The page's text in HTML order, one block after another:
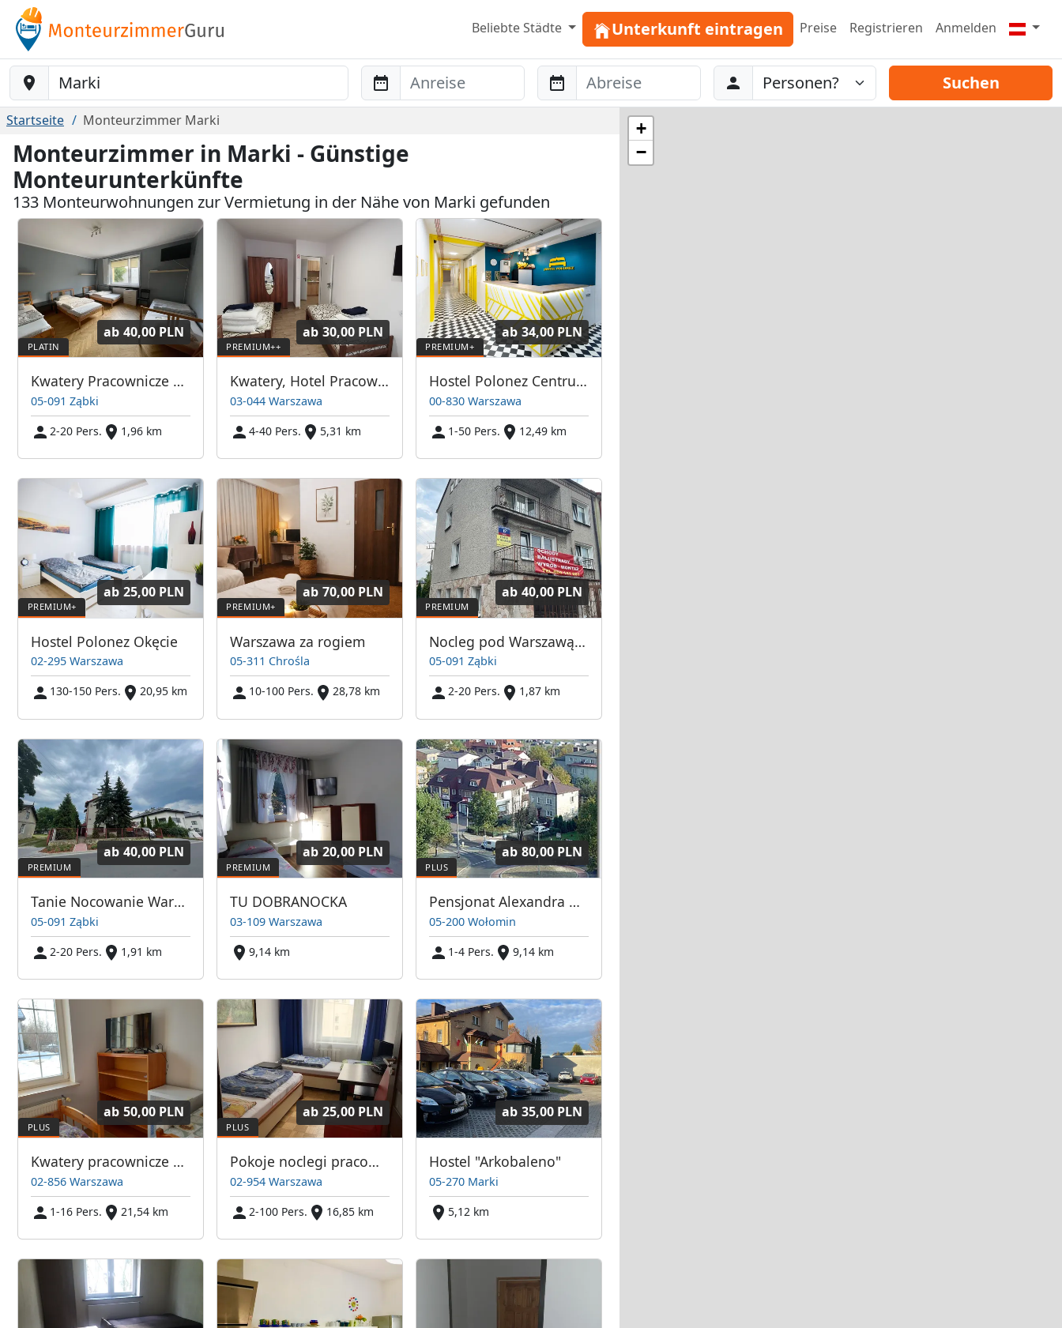
Beliebte Städte Unterkunft eintragen Preise Registrieren Anmelden
Baustelle-Location Anreise Abreise Abreise
Personen Suchen
Startseite Monteurzimmer Marki
Monteurzimmer in Marki - Günstige
Monteurunterkünfte
133 Monteurwohnungen zur Vermietung in der Nähe von Marki gefunden
ab 40,00 PLN
Kwatery Pracownicze Warszawa Ząbki | Pokoje dla pracowników w Warszawie | Tanie Spanie Warszawa | Pokoje Pracownicze Warszawa | Kwatery dla Pracowników
05-091 Ząbki
2-20 Pers.
1,96 km
ab 30,00 PLN
Kwatery, Hotel Pracownicy Warszawa
03-044 Warszawa
4-40 Pers.
5,31 km
ab 34,00 PLN
Hostel Polonez Centrum
00-830 Warszawa
1-50 Pers.
12,49 km
ab 25,00 PLN
Hostel Polonez Okęcie
02-295 Warszawa
130-150 Pers.
20,95 km
ab 70,00 PLN
Warszawa za rogiem
05-311 Chrośla
10-100 Pers.
28,78 km
ab 40,00 PLN
Nocleg pod Warszawą | Kwatery Robotnicze | Hostel dla pracowników | Hotel Robotniczy | Pokoje Pracownicze Warszawa | Tani Nocleg dla Pracownika
05-091 Ząbki
2-20 Pers.
1,87 km
ab 40,00 PLN
Tanie Nocowanie Warszawa | pokoje dla pracowników Warszawa | Noclegi pod Warszawą
05-091 Ząbki
2-20 Pers.
1,91 km
ab 20,00 PLN
TU DOBRANOCKA
03-109 Warszawa
9,14 km
ab 80,00 PLN
Pensjonat Alexandra Hostel
05-200 Wołomin
1-4 Pers.
9,14 km
ab 50,00 PLN
Kwatery pracownicze Warszawska Przystań
02-856 Warszawa
1-16 Pers.
21,54 km
ab 25,00 PLN
Pokoje noclegi pracownicze mieszkanie
02-954 Warszawa
2-100 Pers.
16,85 km
ab 35,00 PLN
Hostel "Arkobaleno"
05-270 Marki
5,12 km
+
−